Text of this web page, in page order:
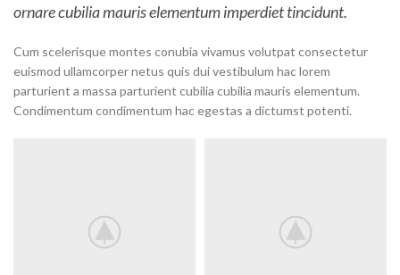
ornare cubilia mauris elementum imperdiet tincidunt.
Cum scelerisque montes conubia vivamus volutpat consectetur
euismod ullamcorper netus quis dui vestibulum hac lorem
parturient a massa parturient cubilia cubilia mauris elementum.
Condimentum condimentum hac egestas a dictumst potenti.